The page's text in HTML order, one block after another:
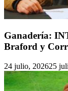
Ganadería:
Braford y
24 julio, 202625